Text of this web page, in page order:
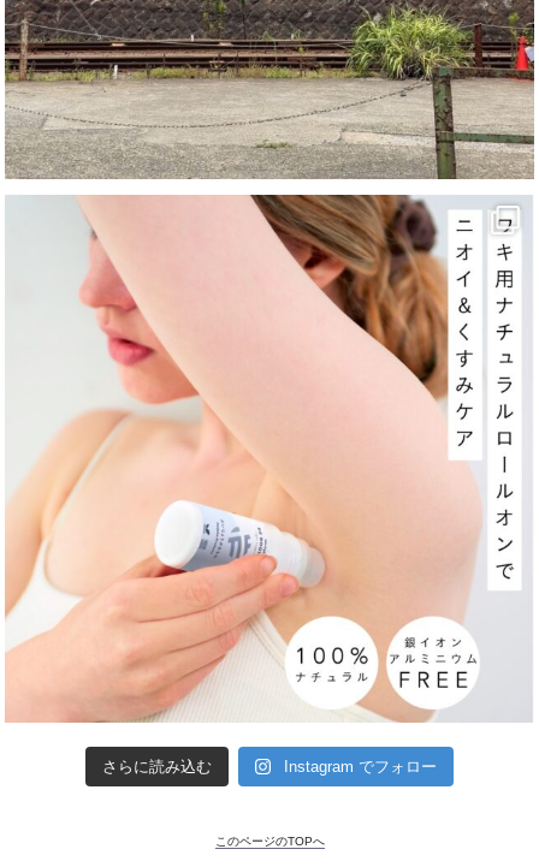
さらに読み込む Instagram でフォロー
このページのTOPへ